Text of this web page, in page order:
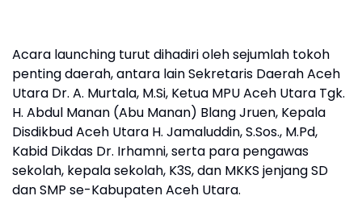
‎Acara launching turut dihadiri oleh sejumlah tokoh
penting daerah, antara lain Sekretaris Daerah Aceh
Utara Dr. A. Murtala, M.Si, Ketua MPU Aceh Utara Tgk.
H. Abdul Manan (Abu Manan) Blang Jruen, Kepala
Disdikbud Aceh Utara H. Jamaluddin, S.Sos., M.Pd,
Kabid Dikdas Dr. Irhamni, serta para pengawas
sekolah, kepala sekolah, K3S, dan MKKS jenjang SD
dan SMP se-Kabupaten Aceh Utara.